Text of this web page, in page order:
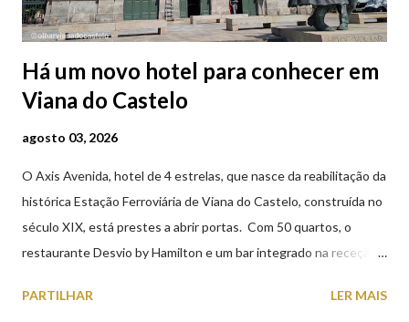
Há um novo hotel para conhecer em
Viana do Castelo
agosto 03, 2026
O Axis Avenida, hotel de 4 estrelas, que nasce da reabilitação da
histórica Estação Ferroviária de Viana do Castelo, construída no
século XIX, está prestes a abrir portas. Com 50 quartos, o
restaurante Desvio by Hamilton e um bar integrado na receção,
peças históricas cedidas pela IP Património que homenageiam a
PARTILHAR LER MAIS